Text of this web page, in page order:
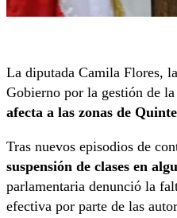
La diputada Camila Flores,
Gobierno por la gestión de
afecta a las zonas de
Tras nuevos episodios de
suspensión de clases en
parlamentaria denunció la
efectiva por parte de las